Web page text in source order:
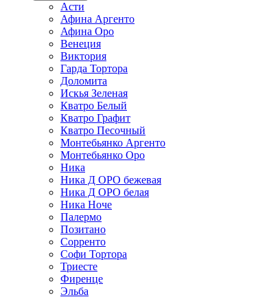
Асти
Афина Аргенто
Афина Оро
Венеция
Виктория
Гарда Тортора
Доломита
Искья Зеленая
Кватро Белый
Кватро Графит
Кватро Песочный
Монтебьянко Аргенто
Монтебьянко Оро
Ника
Ника Д ОРО бежевая
Ника Д ОРО белая
Ника Ноче
Палермо
Позитано
Сорренто
Софи Тортора
Триесте
Фиренце
Эльба